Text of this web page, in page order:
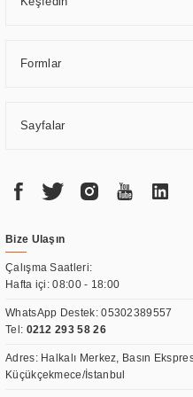
Formlar
Sayfalar
Bize Ulaşın
Çalışma Saatleri:
Hafta içi: 08:00 - 18:00
WhatsApp Destek:05302389557
Tel: 0212 293 58 26
Adres: Halkalı Merkez, Basın
Küçükçekmece/İstanbul